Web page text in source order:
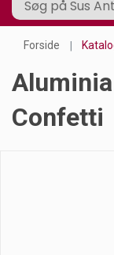
Forside
Confetti